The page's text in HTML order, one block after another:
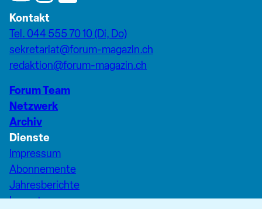
Kontakt
Tel. 044 555 70 10 (Di, Do)
sekretariat@forum-magazin.ch
redaktion@forum-magazin.ch
Forum Team
Netzwerk
Archiv
Dienste
Impressum
Abonnemente
Jahresberichte
Inserate